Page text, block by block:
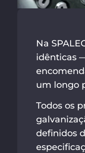
Na
idênticas
um longo
Todos os
definidos